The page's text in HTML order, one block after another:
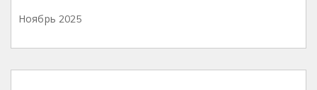
Ноябрь 2025